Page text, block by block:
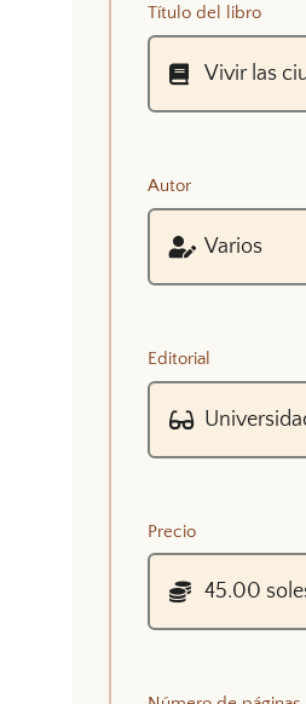
Título del libro
Autor
Editorial
Precio